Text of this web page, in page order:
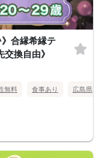
合縁希縁テ
換自由》
無料 食事あり 広島県